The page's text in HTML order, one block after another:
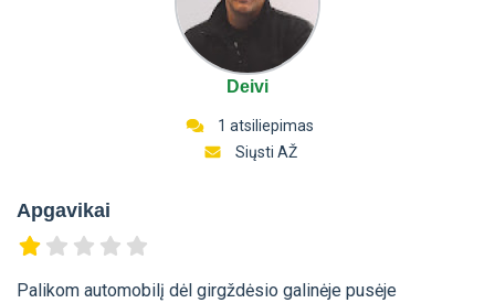
Deivi
1 atsiliepimas
Siųsti AŽ
Apgavikai
Palikom automobilį dėl girgždėsio galinėje pusėje